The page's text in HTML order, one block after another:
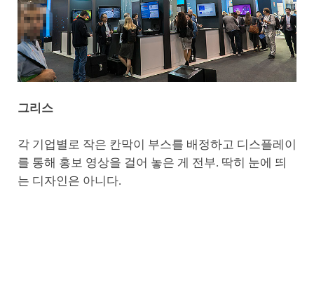
그리스
각 기업별로 작은 칸막이 부스를 배정하고 디스플레이
를 통해 홍보 영상을 걸어 놓은 게 전부. 딱히 눈에 띄
는 디자인은 아니다.